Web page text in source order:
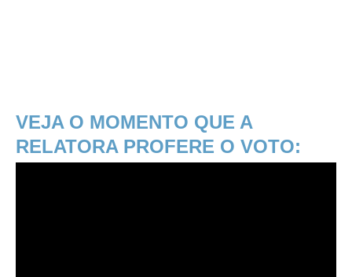
VEJA O MOMENTO QUE A
RELATORA PROFERE O VOTO: